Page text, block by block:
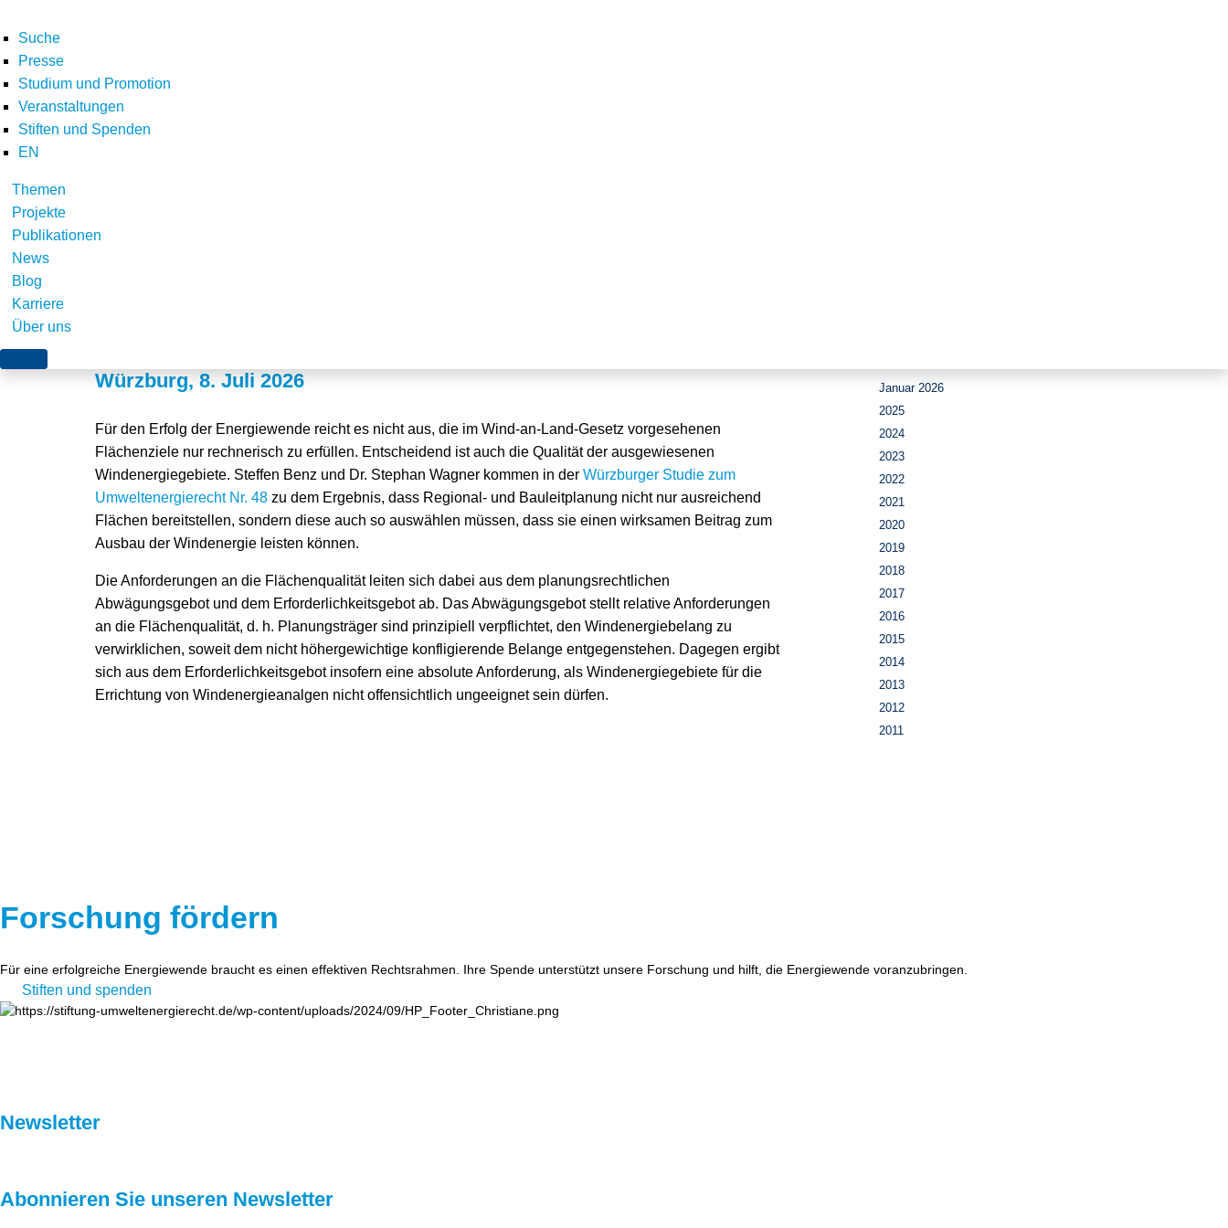
Suche
Presse
Studium und Promotion
Veranstaltungen
Stiften und Spenden
EN
Themen
Projekte
Publikationen
News
Blog
Karriere
Über uns
Qualitätsanforderungen für
Würzburg, 8. Juli 2026
Für den Erfolg der Energiewende reicht es nicht aus, die im Wind-an-Land-Gesetz vorgesehenen
Flächenziele nur rechnerisch zu erfüllen. Entscheidend ist auch die Qualität der ausgewiesenen
Windenergiegebiete. Steffen Benz und Dr. Stephan Wagner kommen in der Würzburger Studie zum
Umweltenergierecht Nr. 48 zu dem Ergebnis, dass Regional- und Bauleitplanung nicht nur ausreichend
Flächen bereitstellen, sondern diese auch so auswählen müssen, dass sie einen wirksamen Beitrag zum
Ausbau der Windenergie leisten können.
Die Anforderungen an die Flächenqualität leiten sich dabei aus dem planungsrechtlichen
Abwägungsgebot und dem Erforderlichkeitsgebot ab. Das Abwägungsgebot stellt relative Anforderungen
an die Flächenqualität, d. h. Planungsträger sind prinzipiell verpflichtet, den Windenergiebelang zu
verwirklichen, soweit dem nicht höhergewichtige konfligierende Belange entgegenstehen. Dagegen ergibt
sich aus dem Erforderlichkeitsgebot insofern eine absolute Anforderung, als Windenergiegebiete für die
Errichtung von Windenergieanalgen nicht offensichtlich ungeeignet sein dürfen.
Januar 2026
2025
2024
2023
2022
2021
2020
2019
2018
2017
2016
2015
2014
2013
2012
2011
Forschung fördern
Für eine erfolgreiche Energiewende braucht es einen effektiven Rechtsrahmen. Ihre Spende unterstützt unsere Forschung und hilft, die Energiewende voranzubringen.
Stiften und spenden
Newsletter
Abonnieren Sie unseren Newsletter